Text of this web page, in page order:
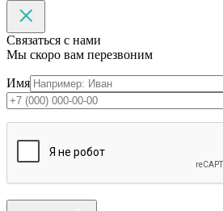
Связаться с нами
Мы скоро вам перезвоним
Имя